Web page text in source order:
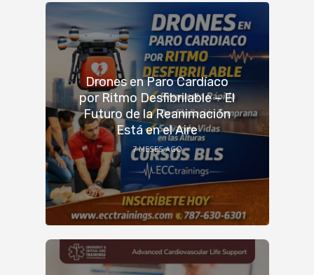
Drones en Paro Cardíaco
por Ritmo Desfibrilable – El
Futuro de la Reanimación
Está en el Aire
7 MESES AGO